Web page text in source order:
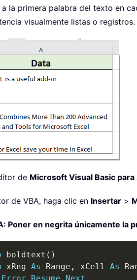
a la primera palabra del texto en
visualmente listas o
de Microsoft Visual Basic
de VBA, haga clic en Insertar >
Poner en negrita únicamente la
boldtext ( )
xRng As Range , xCell As